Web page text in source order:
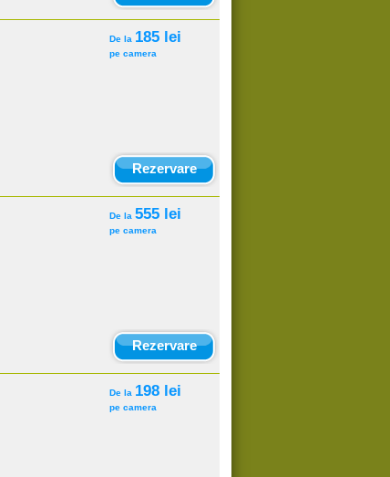
De la 185 lei
pe camera
Rezervare
De la 555 lei
pe camera
Rezervare
De la 198 lei
pe camera